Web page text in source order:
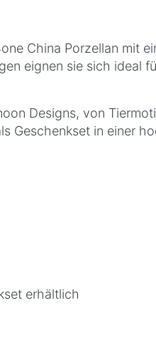
China Porzellan mit
eignen sie sich ideal
Designs, von
Geschenkset in einer
erhältlich